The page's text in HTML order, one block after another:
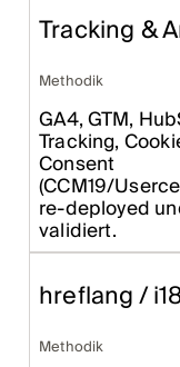
Tracking &
Methodik
GA4, GTM,
Tracking,
Consent
(CCM19/
re-deployed
validiert.
hreflang /
Methodik